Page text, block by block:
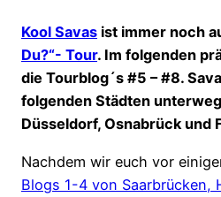
Kool Savas ist immer noch
Du?“- Tour. Im folgenden
die Tourblog´s #5 – #8.
folgenden Städten
Düsseldorf, Osnabrück und
Nachdem wir euch vor
Blogs 1-4 von Saarbrücken,